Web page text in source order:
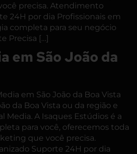
precisa. Atendimento
24H por dia Profissionais em
completa para seu negócio
Precisa […]
em São João da
em São João da Boa Vista
da Boa Vista ou da região e
Media. A Isaques Estúdios é a
para você, oferecemos toda
que você precisa.
Suporte 24H por dia